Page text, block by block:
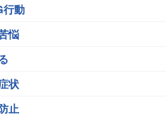
行動
悩
状
止